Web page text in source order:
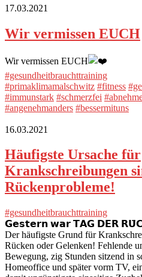
17.03.2021
Wir vermissen EUCH
Wir vermissen EUCH
#gesundheitbrauchttraining
#primaklimamalschwitz #fitness
#immunstark #schmerzfei
#angenehmanders #bessermituns
16.03.2021
Häufigste Ursache für
Krankschreibungen
Rückenprobleme!
#gesundheitbrauchttraining
𝗚𝗲𝘀𝘁𝗲𝗿𝗻 𝘄𝗮𝗿 𝗧𝗔𝗚 𝗗𝗘𝗥
Der häufigste Grund für
Rücken oder Gelenken! Fehlende
Bewegung, zig Stunden sitzend in
Homeoffice und später vorm TV,